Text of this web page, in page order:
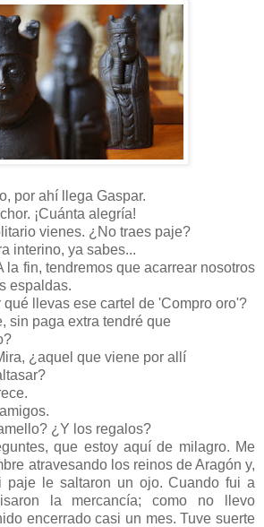
por ahí llega Gaspar.
¡Cuánta alegría!
vienes. ¿No traes paje?
interino, ya sabes...
la fin, tendremos que acarrear nosotros
espaldas.
qué llevas ese cartel de 'Compro oro'?
sin paga extra tendré que
¿aquel que viene por allí
¿Y los regalos?
que estoy aquí de milagro. Me
atravesando los reinos de Aragón y,
paje le saltaron un ojo. Cuando fui a
la mercancía; como no llevo
encerrado casi un mes. Tuve suerte